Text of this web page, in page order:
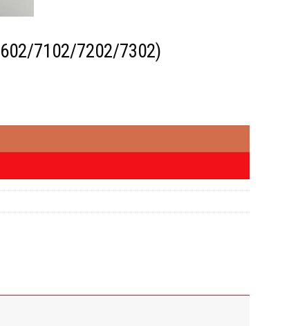
7102/7202/7302)